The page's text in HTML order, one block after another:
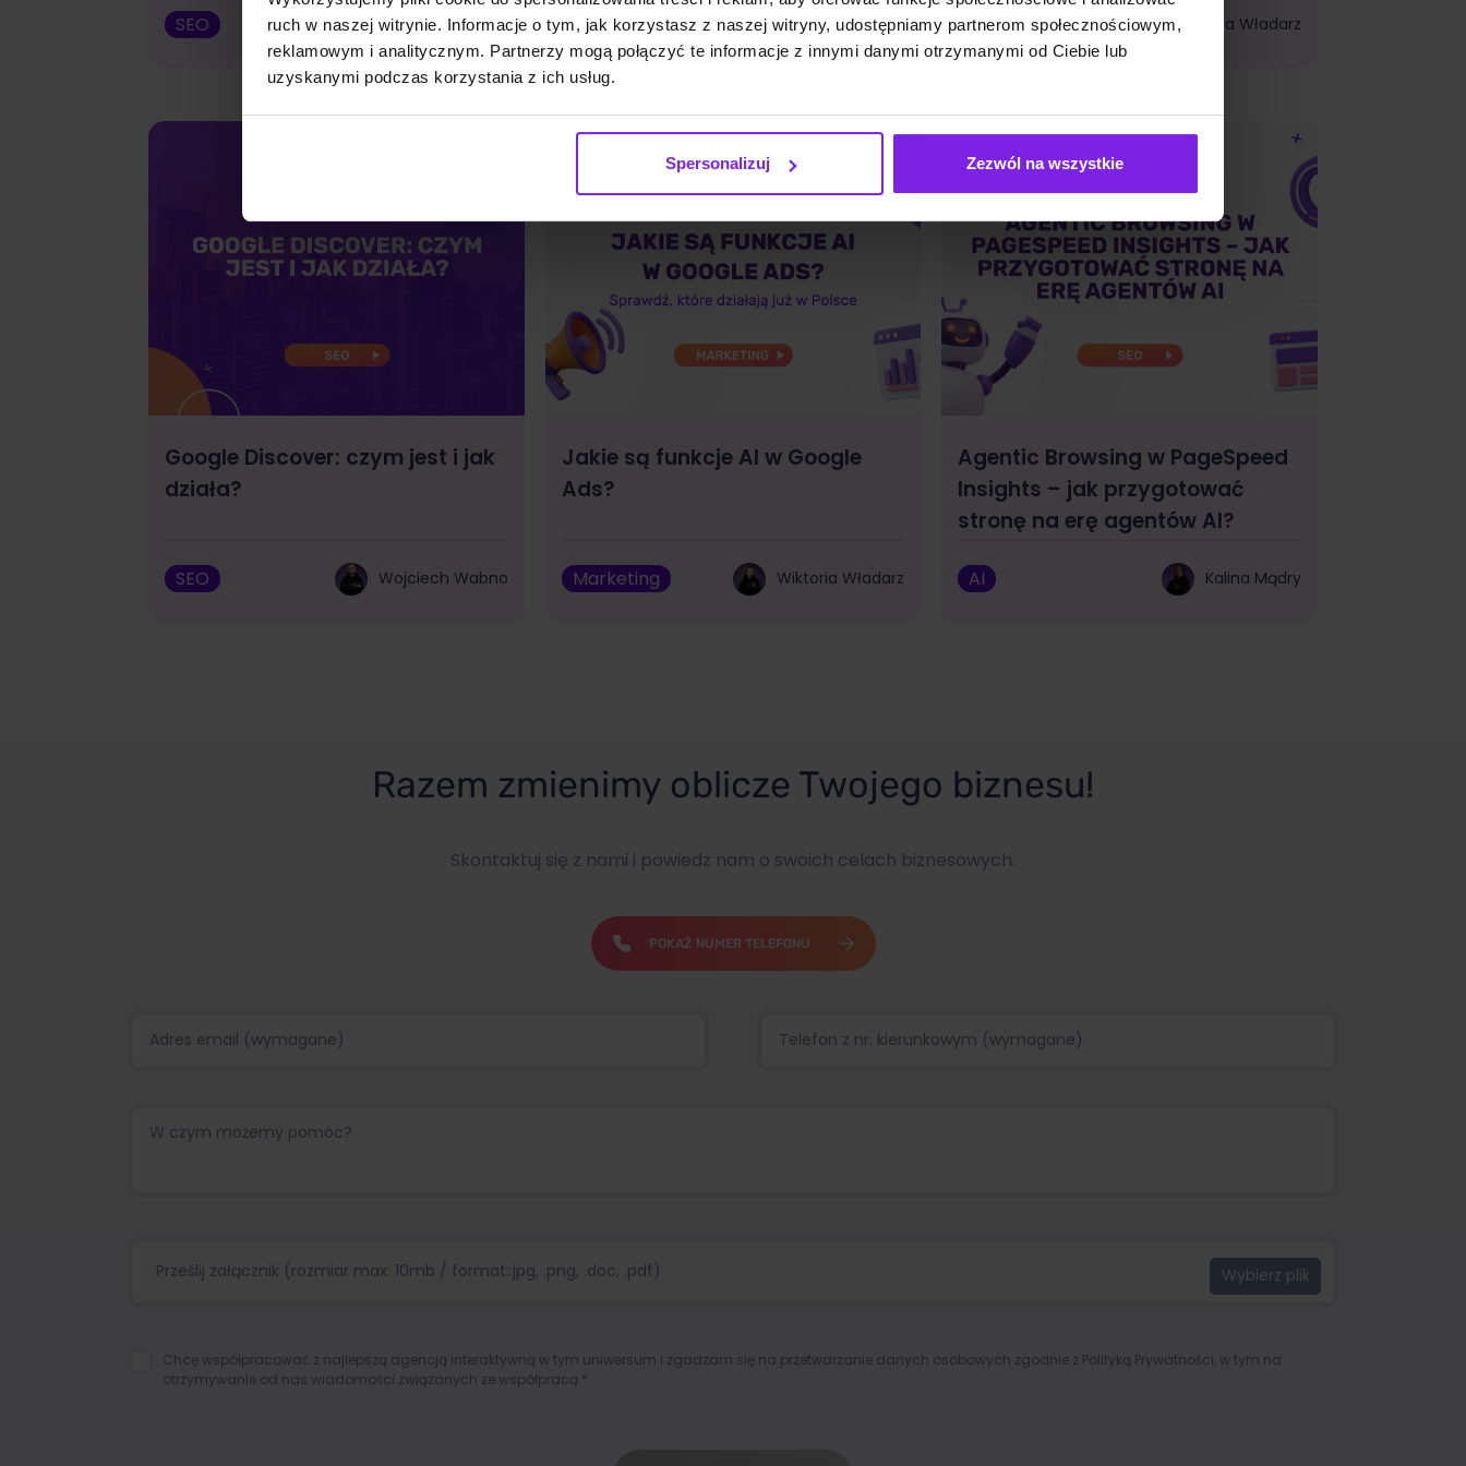
ruch w naszej witrynie. Informacje o tym, jak korzystasz z naszej witryny, udostępniamy partnerom społecznościowym,
reklamowym i analitycznym. Partnerzy mogą połączyć te informacje z innymi danymi otrzymanymi od Ciebie lub
uzyskanymi podczas korzystania z ich usług.
Spersonalizuj Zezwól na wszystkie
SEO Małgorzata Walo SEO Małgorzata Walo Marketing Wiktoria Władarz
Google Discover: czym jest i jak
działa?
SEO Wojciech Wabno
Jakie są funkcje AI w Google
Ads?
Marketing Wiktoria Władarz
Agentic Browsing w PageSpeed
Insights – jak przygotować
stronę na erę agentów AI?
AI Kalina Mądry
Razem zmienimy oblicze Twojego biznesu!
Skontaktuj się z nami i powiedz nam o swoich celach biznesowych.
POKAŻ NUMER TELEFONU
Prześlij załącznik (rozmiar max. 10mb / format:.jpg, .png, .doc, .pdf)
Chcę współpracować z najlepszą agencją interaktywną w tym uniwersum i zgadzam się na przetwarzanie danych osobowych zgodnie z Polityką Prywatności , w tym na
otrzymywanie od nas wiadomości związanych ze współpracą.*